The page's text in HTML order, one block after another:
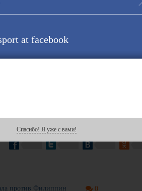
«Зенит» – «Сибирь», ЦСКА – «Химки»,
проще. Как бы то ни было, трудовая и
против Филиппин 0
at facebook
Спасибо! Я уже с вами!